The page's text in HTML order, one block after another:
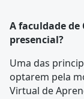
A faculdade de
presencial?
Uma das
optarem pela
Virtual de